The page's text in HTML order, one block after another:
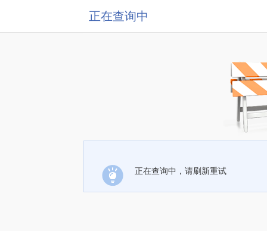
正在查询中
正在查询中，请刷新重试